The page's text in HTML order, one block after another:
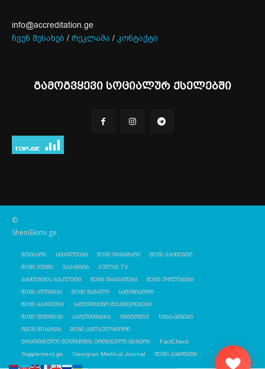
info@accreditation.ge
ჩვენ შესახებ / რეკლამა / კონტაქტი
გამოგვყევი სოციალურ ქსელებში
©
SheniEkimi.ge
მთავარი სიახლეები შენი დანამატი
შენი პაციენტი
შენი ექიმი
ვაკანსია
პულსი TV
პაციენტის ბუკლეტი
შენი დაავადება
შენი უფლებები
შენი კლინიკა
შენი წამალი
სამინისტრო
შენი აკადემია
სამედიცინო მეცნიერებები
შენი ფიტნესი
აკრედიტაცია ინტერვიუ
სხვა-ამბები
ჩვენ შესახებ
შენი კალკულატორი
ტრადიციული მედიცინის ეროვნული ცენტრი
FactCheck
Supplement.ge
Georgian Medical Journal შენი კაბინეტი